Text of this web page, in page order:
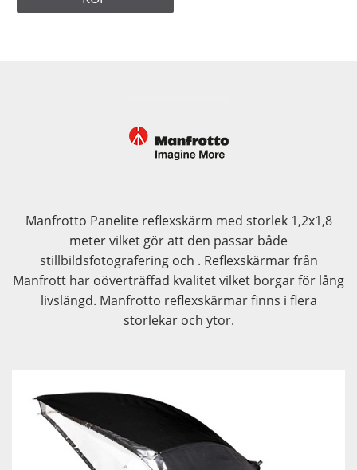
Manfrotto Panelite reflexskärm med storlek 1,2x1,8
meter vilket gör att den passar både
stillbildsfotografering och . Reflexskärmar från
Manfrott har oöverträffad kvalitet vilket borgar för lång
livslängd. Manfrotto reflexskärmar finns i flera
storlekar och ytor.